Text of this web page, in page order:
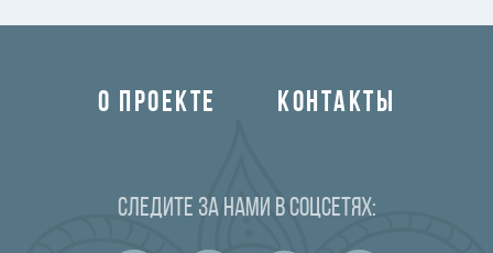
О ПРОЕКТЕ КОНТАКТЫ
Следите за нами в соцсетях: